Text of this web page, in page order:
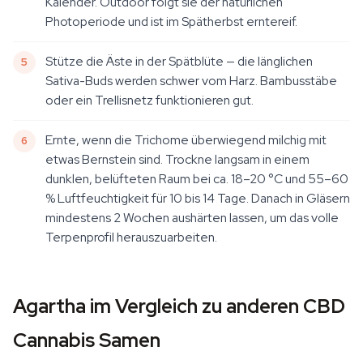
Photoperiode und ist im Spätherbst erntereif.
Stütze die Äste in der Spätblüte — die länglichen
Sativa-Buds werden schwer vom Harz. Bambusstäbe
oder ein Trellisnetz funktionieren gut.
Ernte, wenn die Trichome überwiegend milchig mit
etwas Bernstein sind. Trockne langsam in einem
dunklen, belüfteten Raum bei ca. 18–20 °C und 55–60
% Luftfeuchtigkeit für 10 bis 14 Tage. Danach in Gläsern
mindestens 2 Wochen aushärten lassen, um das volle
Terpenprofil herauszuarbeiten.
Agartha im Vergleich zu anderen CBD
Cannabis Samen